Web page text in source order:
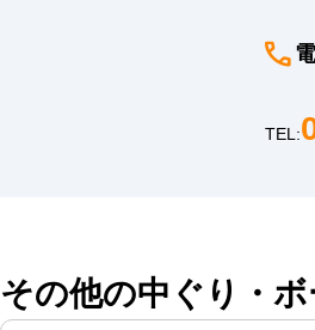
TEL:
その他の中ぐり・